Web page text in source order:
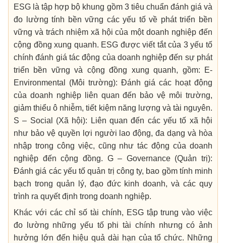
ESG là tập hợp bộ khung gồm 3 tiêu chuẩn đánh giá và
đo lường tính bền vững các yếu tố về phát triển bền
vững và trách nhiệm xã hội của một doanh nghiệp đến
cộng đồng xung quanh. ESG được viết tắt của 3 yếu tố
chính đánh giá tác động của doanh nghiệp đến sự phát
triển bền vững và cộng đồng xung quanh, gồm: E-
Environmental (Môi trường): Đánh giá các hoạt động
của doanh nghiệp liên quan đến bảo vệ môi trường,
giảm thiểu ô nhiễm, tiết kiệm năng lượng và tài nguyên.
S – Social (Xã hội): Liên quan đến các yếu tố xã hội
như bảo vệ quyền lợi người lao động, đa dạng và hòa
nhập trong công việc, cũng như tác động của doanh
nghiệp đến cộng đồng. G – Governance (Quản trị):
Đánh giá các yếu tố quản trị công ty, bao gồm tính minh
bạch trong quản lý, đạo đức kinh doanh, và các quy
trình ra quyết định trong doanh nghiệp.
Khác với các chỉ số tài chính, ESG tập trung vào việc
đo lường những yếu tố phi tài chính nhưng có ảnh
hưởng lớn đến hiệu quả dài hạn của tổ chức. Những